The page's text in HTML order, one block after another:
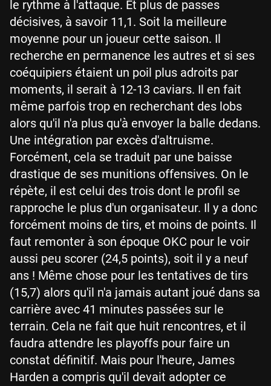
le rythme à l'attaque. Et plus de passes
décisives, à savoir 11,1. Soit la meilleure
moyenne pour un joueur cette saison. Il
recherche en permanence les autres et si ses
coéquipiers étaient un poil plus adroits par
moments, il serait à 12-13 caviars. Il en fait
même parfois trop en recherchant des lobs
alors qu'il n'a plus qu'à envoyer la balle dedans.
Une intégration par excès d'altruisme.
Forcément, cela se traduit par une baisse
drastique de ses munitions offensives. On le
répète, il est celui des trois dont le profil se
rapproche le plus d'un organisateur. Il y a donc
forcément moins de tirs, et moins de points. Il
faut remonter à son époque OKC pour le voir
aussi peu scorer (24,5 points), soit il y a neuf
ans ! Même chose pour les tentatives de tirs
(15,7) alors qu'il n'a jamais autant joué dans sa
carrière avec 41 minutes passées sur le
terrain. Cela ne fait que huit rencontres, et il
faudra attendre les playoffs pour faire un
constat définitif. Mais pour l'heure, James
Harden a compris qu'il devait adopter ce